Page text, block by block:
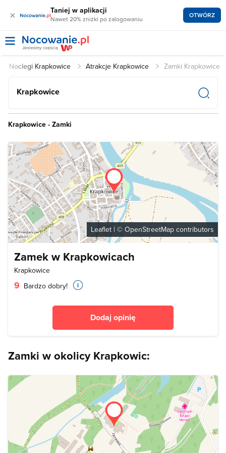
× Taniej w aplikacji
Nawet 20% zniżki po zalogowaniu OTWÓRZ
Noclegi Krapkowice Atrakcje Krapkowice Zamki Krapkowice
Krapkowice
Krapkowice - Zamki
Leaflet | ©OpenStreetMap contributors
Zamek w Krapkowicach
Krapkowice
9 Bardzo dobry!
Dodaj opinię
Zamki w okolicy Krapkowic: